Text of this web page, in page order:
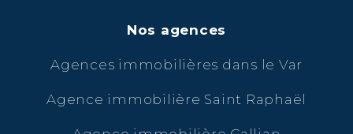
Nos agences
Agences immobilières dans le Var
Agence immobilière Saint Raphaël